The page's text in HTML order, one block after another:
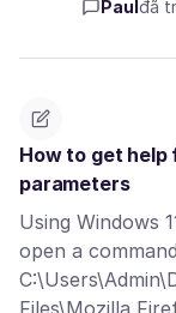
Paul đã
How to get help
parameters
Using Windows
open a